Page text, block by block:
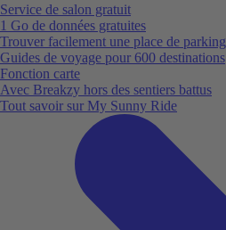
Service de salon gratuit
1 Go de données gratuites
Trouver facilement une place de parking
Guides de voyage pour 600 destinations
Fonction carte
Avec Breakzy hors des sentiers battus
Tout savoir sur My Sunny Ride